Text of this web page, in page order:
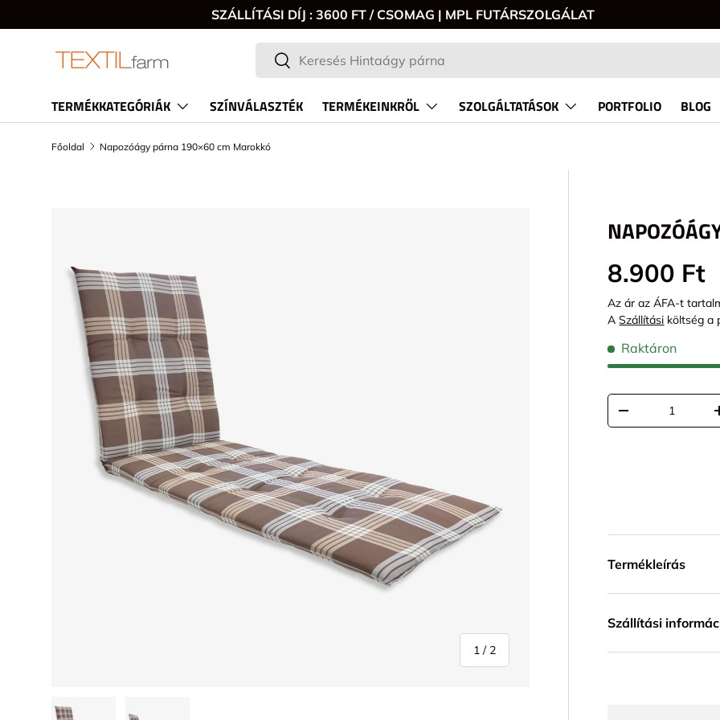
SZÁLLÍTÁSI DÍJ : 3600 FT / CSOMAG | MPL FUTÁRSZOLGÁLAT
Keresés
Keresés
TERMÉKKATEGÓRIÁK SZÍNVÁLASZTÉK TERMÉKEINKRŐL SZOLGÁLTATÁSOK PORTFOLIO BLOG
Főoldal Napozóágy párna 190×60 cm Marokkó
1 / 2
Alap ár
8.900 Ft
Az ár az ÁFA-t
ASzállítási költség a
Raktáron
Mennyiség
TRANSLATION
Termékleírás
Szállítási